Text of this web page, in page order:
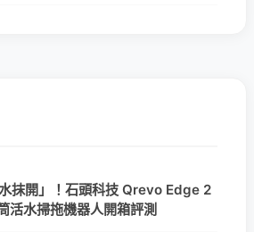
抹開」！石頭科技 Qrevo Edge 2
活水掃拖機器人開箱評測